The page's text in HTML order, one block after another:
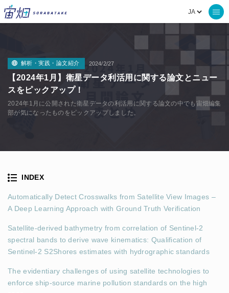
解析・実践・論文紹介 2024/2/27
【2024年1月】衛星データ利活用に関する論文とニュー
スをピックアップ！
2024年1月に公開された衛星データの利活用に関する論文の中でも宙畑編集
部が気になったものをピックアップしました。
INDEX
Automatically Detect Crosswalks from Satellite View Images –
A Deep Learning Approach with Ground Truth Verification
Satellite-derived bathymetry from correlation of Sentinel-2
spectral bands to derive wave kinematics: Qualification of
Sentinel-2 S2Shores estimates with hydrographic standards
The evidentiary challenges of using satellite technologies to
enforce ship-source marine pollution standards on the high